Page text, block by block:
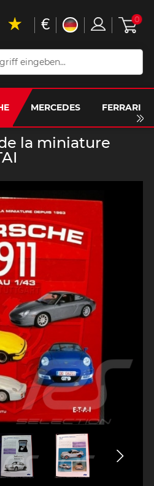
MERCEDES FERRARI
€ 0
la miniature